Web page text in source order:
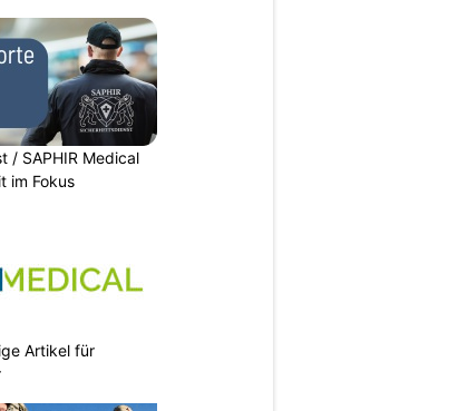
/ SAPHIR Medical
im Fokus
Artikel für